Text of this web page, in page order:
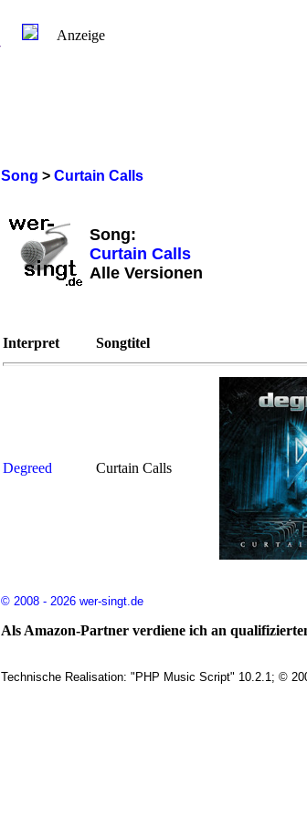
Song > Curtain Calls
Song:
Curtain Calls
Alle Versionen
Interpret Songtitel
Degreed Curtain Calls
© 2008 - 2026 wer-singt.de
Als Amazon-Partner verdiene ich an
Technische Realisation: "PHP Music Script" 10.2.1; ©
Anzeige